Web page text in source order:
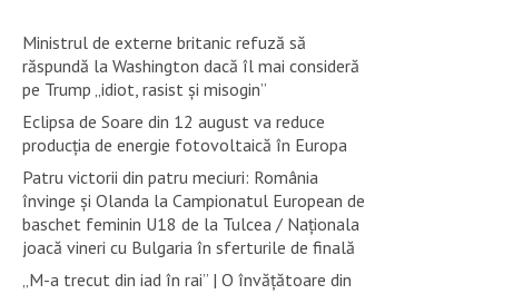
Ministrul de externe britanic refuză să
răspundă la Washington dacă îl mai consideră
pe Trump „idiot, rasist şi misogin”
Eclipsa de Soare din 12 august va reduce
producția de energie fotovoltaică în Europa
Patru victorii din patru meciuri: România
învinge și Olanda la Campionatul European de
baschet feminin U18 de la Tulcea / Naționala
joacă vineri cu Bulgaria în sferturile de finală
„M-a trecut din iad în rai” | O învățătoare din